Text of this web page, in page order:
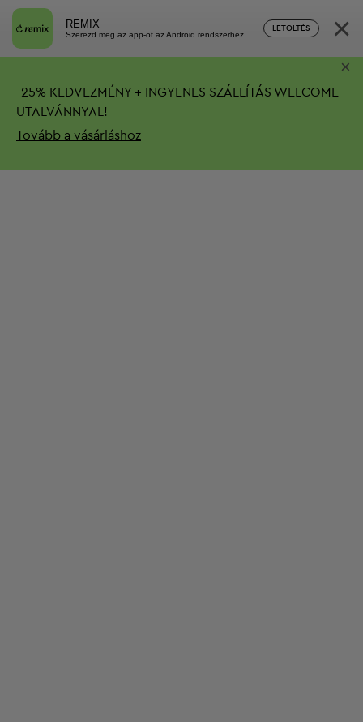
REMIX
Szerezd meg az app-ot az Android rendszerhez
LETÖLTÉS ×
-25% KEDVEZMÉNY + INGYENES SZÁLLÍTÁS WELCOME
UTALVÁNNYAL!
Tovább a vásárláshoz
×